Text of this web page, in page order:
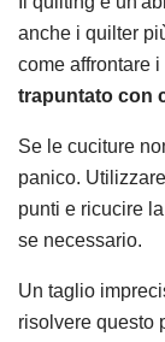
anche i quilter
come affrontare
trapuntato con
Se le cuciture
panico.
punti e ricucire
se necessario.
Un taglio
risolvere questo